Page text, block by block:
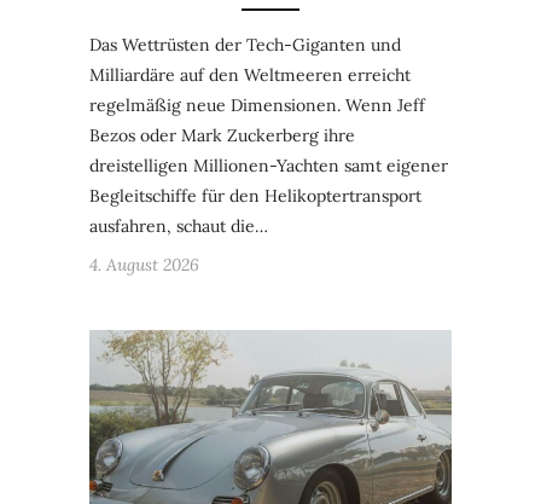
Das Wettrüsten der Tech-Giganten und
Milliardäre auf den Weltmeeren erreicht
regelmäßig neue Dimensionen. Wenn Jeff
Bezos oder Mark Zuckerberg ihre
dreistelligen Millionen-Yachten samt eigener
Begleitschiffe für den Helikoptertransport
ausfahren, schaut die…
4. August 2026